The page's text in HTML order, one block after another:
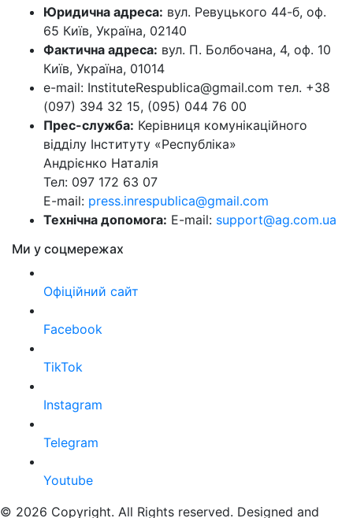
Юридична адреса: вул. Ревуцького 44-б, оф.
65 Київ, Україна, 02140
Фактична адреса: вул. П. Болбочана, 4, оф. 10
Київ, Україна, 01014
e-mail: InstituteRespublica@gmail.com тел. +38
(097) 394 32 15, (095) 044 76 00
Прес-служба: Керівниця комунікаційного
відділу Інституту «Республіка»
Андрієнко Наталія
Тел: 097 172 63 07
E-mail: press.inrespublica@gmail.com
Технічна допомога: E-mail: support@ag.com.ua
Ми у соцмережах
Офіційний сайт
Facebook
TikTok
Instagram
Telegram
Youtube
© 2026 Copyright. All Rights reserved. Designed and